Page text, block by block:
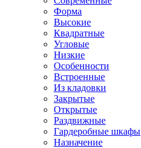
Форма
Высокие
Квадратные
Угловые
Низкие
Особенности
Встроенные
Из кладовки
Закрытые
Открытые
Раздвижные
Гардеробные шкафы
Назначение